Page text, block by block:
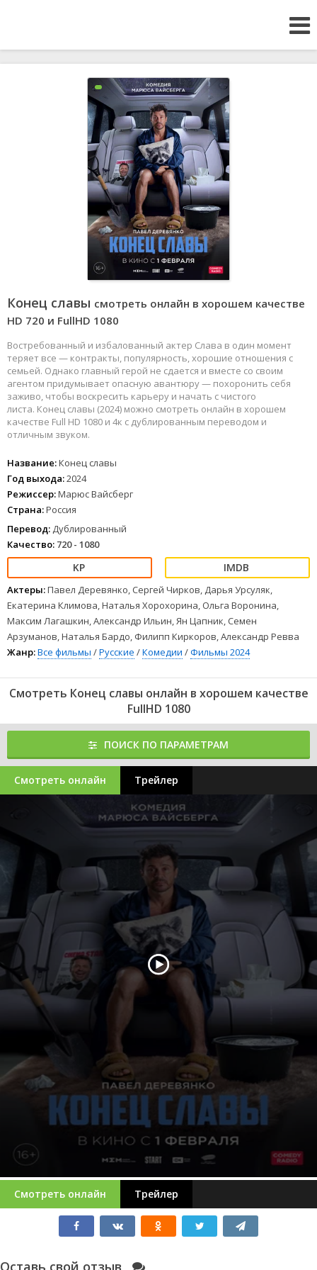
Конец славы смотреть онлайн в хорошем качестве
HD 720 и FullHD 1080
Востребованный и избалованный актер Слава в один момент
теряет все — контракты, популярность, хорошие отношения с
семьей. Однако главный герой не сдается и вместе со своим
агентом придумывает опасную авантюру — похоронить себя
заживо, чтобы воскресить карьеру и начать с чистого
листа. Конец славы (2024) можно смотреть онлайн в хорошем
качестве Full HD 1080 и 4к с дублированным переводом и
отличным звуком.
Название:Конец славы
Год выхода:2024
Режиссер:Марюс Вайсберг
Страна:Россия
Перевод: Дублированный
Качество: 720 - 1080
Актеры:Павел Деревянко, Сергей Чирков, Дарья Урсуляк,
Екатерина Климова, Наталья Хорохорина, Ольга Воронина,
Максим Лагашкин, Александр Ильин, Ян Цапник, Семен
Арзуманов, Наталья Бардо, Филипп Киркоров, Александр Ревва
Жанр:Все фильмы /Русские /Комедии /Фильмы 2024
Смотреть Конец славы онлайн в хорошем качестве
FullHD 1080
ПОИСК ПО ПАРАМЕТРАМ
Смотреть онлайн Трейлер
Смотреть онлайн Трейлер
Оставь свой отзыв